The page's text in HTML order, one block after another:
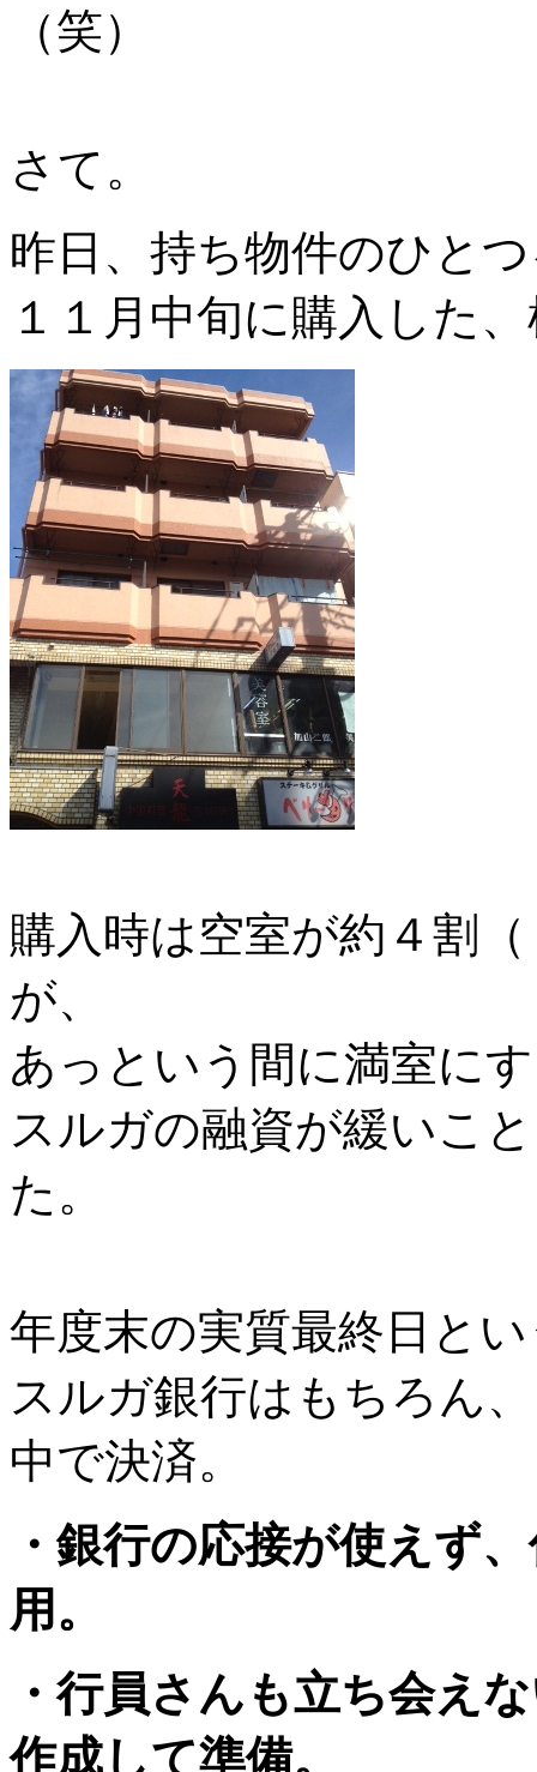
（笑）
さて。
昨日、持ち物件のひと
１１月中旬に購入した
購入時は空室が約４割
が、
あっという間に満室に
スルガの融資が緩いこ
た。
年度末の実質最終日と
スルガ銀行はもちろん
中で決済。
・銀行の応接が使えず
用。
・行員さんも立ち会え
作成して準備。